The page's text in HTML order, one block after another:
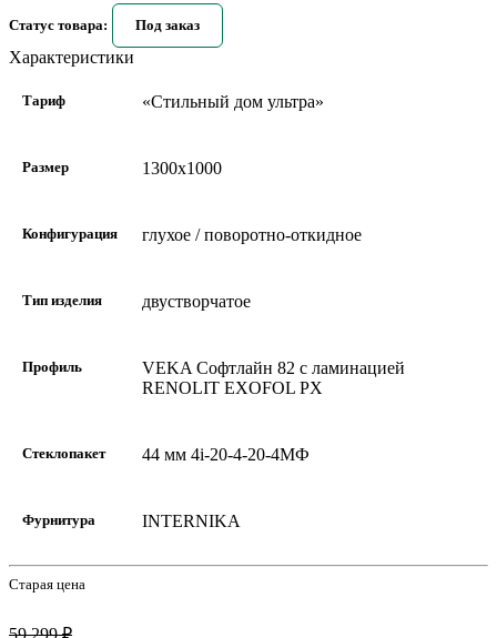
Статус товара: Под заказ
Характеристики
Тариф «Стильный дом ультра»
Размер 1300х1000
Конфигурация глухое / поворотно-откидное
Тип изделия двустворчатое
Профиль
VEKA Софтлайн 82 с ламинацией
RENOLIT EXOFOL PX
Стеклопакет 44 мм 4i-20-4-20-4МФ
Фурнитура INTERNIKA
Старая цена
59 299 ₽